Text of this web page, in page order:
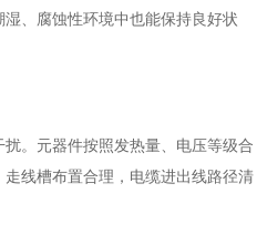
、腐蚀性环境中也能保持良好状
。元器件按照发热量、电压等级合
线槽布置合理，电缆进出线路径清